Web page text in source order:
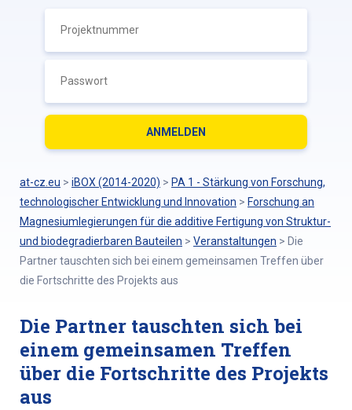
at-cz.eu > iBOX (2014-2020) > PA 1 - Stärkung von Forschung,
technologischer Entwicklung und Innovation > Forschung an
Magnesiumlegierungen für die additive Fertigung von Struktur-
und biodegradierbaren Bauteilen > Veranstaltungen > Die
Partner tauschten sich bei einem gemeinsamen Treffen über
die Fortschritte des Projekts aus
Die Partner tauschten sich bei
einem gemeinsamen Treffen
über die Fortschritte des Projekts
aus